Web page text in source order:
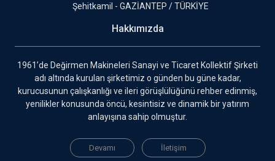
Şehitkamil - GAZİANTEP / TÜRKİYE
Hakkımızda
1961’de Değirmen Makineleri Sanayi ve Ticaret Kollektif Şirketi
adı altında kurulan şirketimiz o günden bu güne kadar,
kurucusunun çalışkanlığı ve ileri görüşlülüğünü rehber edinmiş,
yenilikler konusunda öncü, kesintisiz ve dinamik bir yatırım
anlayışına sahip olmuştur.
Devamı İletişim